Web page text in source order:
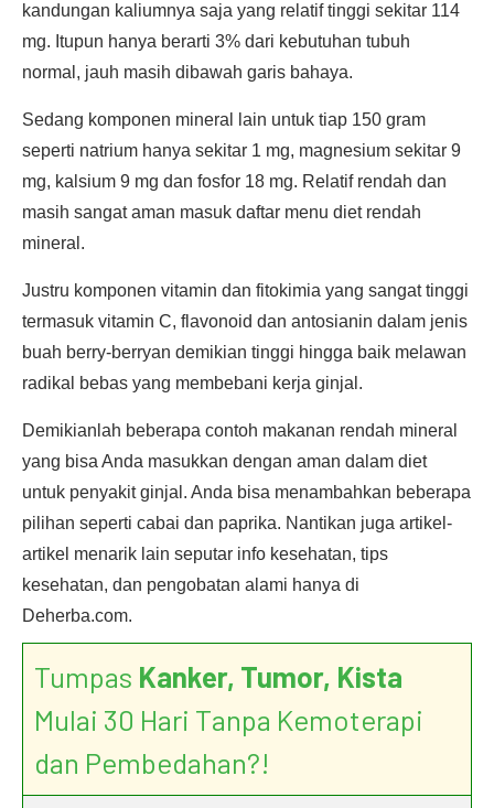
kandungan kaliumnya saja yang relatif tinggi sekitar 114
mg. Itupun hanya berarti 3% dari kebutuhan tubuh
normal, jauh masih dibawah garis bahaya.
Sedang komponen mineral lain untuk tiap 150 gram
seperti natrium hanya sekitar 1 mg, magnesium sekitar 9
mg, kalsium 9 mg dan fosfor 18 mg. Relatif rendah dan
masih sangat aman masuk daftar menu diet rendah
mineral.
Justru komponen vitamin dan fitokimia yang sangat tinggi
termasuk vitamin C, flavonoid dan antosianin dalam jenis
buah berry-berryan demikian tinggi hingga baik melawan
radikal bebas yang membebani kerja ginjal.
Demikianlah beberapa contoh makanan rendah mineral
yang bisa Anda masukkan dengan aman dalam diet
untuk penyakit ginjal. Anda bisa menambahkan beberapa
pilihan seperti cabai dan paprika. Nantikan juga artikel-
artikel menarik lain seputar info kesehatan, tips
kesehatan, dan pengobatan alami hanya di
Deherba.com.
Tumpas Kanker, Tumor, Kista
Mulai 30 Hari Tanpa Kemoterapi
dan Pembedahan?!